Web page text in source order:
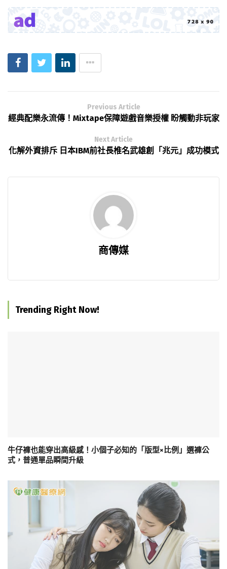
Previous Article
經典配樂永流傳！Mixtape保障遊戲音樂授權 盼觸動非玩家
Next Article
化解外資排斥 日本IBM前社長椎名武雄創「兆元」成功模式
商傳媒
Trending Right Now!
牛仔褲也能穿出高級感！小個子必知的「版型×比例」選褲公
式，普通單品瞬間升級